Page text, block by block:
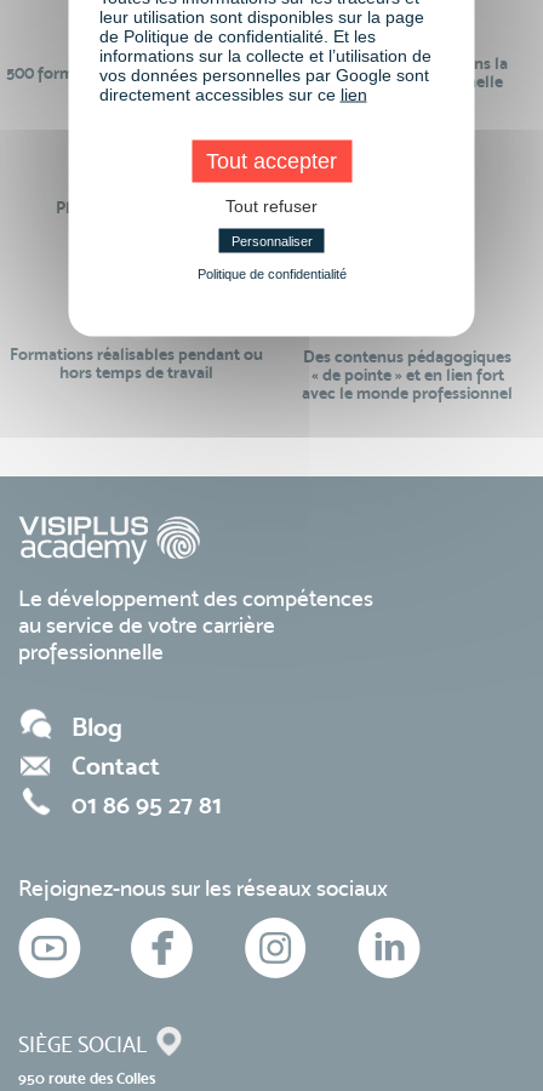
500 formations pour se préparer au
monde de demain
24 ans d'expérience dans la
formation professionnelle
Plus de 50 formations
Formations réalisables pendant ou
hors temps de travail
Des contenus pédagogiques
« de pointe » et en lien fort
avec le monde professionnel
Le développement des compétences
au service de votre carrière
professionnelle
Blog
Contact
01 86 95 27 81
Rejoignez-nous sur les réseaux sociaux
SIÈGE SOCIAL
950 route des Colles
leur utilisation sont disponibles sur la page
de Politique de confidentialité. Et les
informations sur la collecte et l’utilisation de
vos données personnelles par Google sont
directement accessibles sur ce lien
Tout accepter
Tout refuser
Personnaliser
Politique de confidentialité